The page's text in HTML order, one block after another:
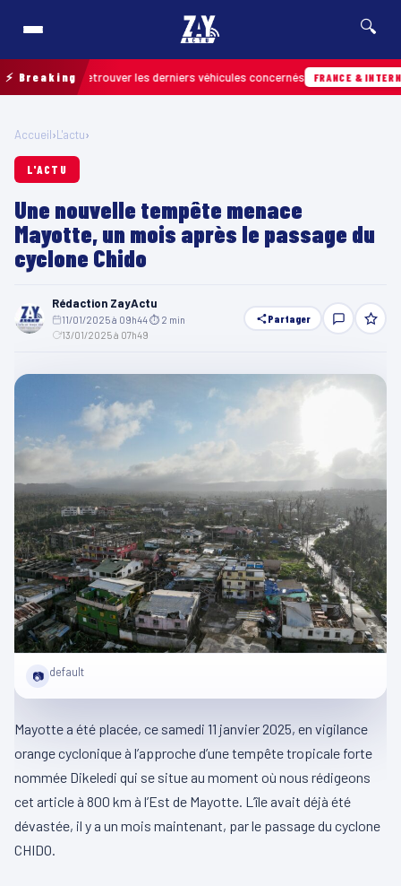
🔍
⚡ Breaking
pour retrouver les derniers véhicules concernés FRANCE &
Accueil›L'actu›
L'ACTU
Une nouvelle tempête menace
Mayotte, un mois après le passage du
cyclone Chido
Rédaction ZayActu
11/01/2025 à 09h44⏱ 2 min
13/01/2025 à 07h49
Partager
📷 default
Mayotte a été placée, ce samedi 11 janvier 2025, en vigilance
orange cyclonique à l’approche d’une tempête tropicale forte
nommée Dikeledi qui se situe au moment où nous rédigeons
cet article à 800 km à l’Est de Mayotte. L’île avait déjà été
dévastée, il y a un mois maintenant, par le passage du cyclone
CHIDO.